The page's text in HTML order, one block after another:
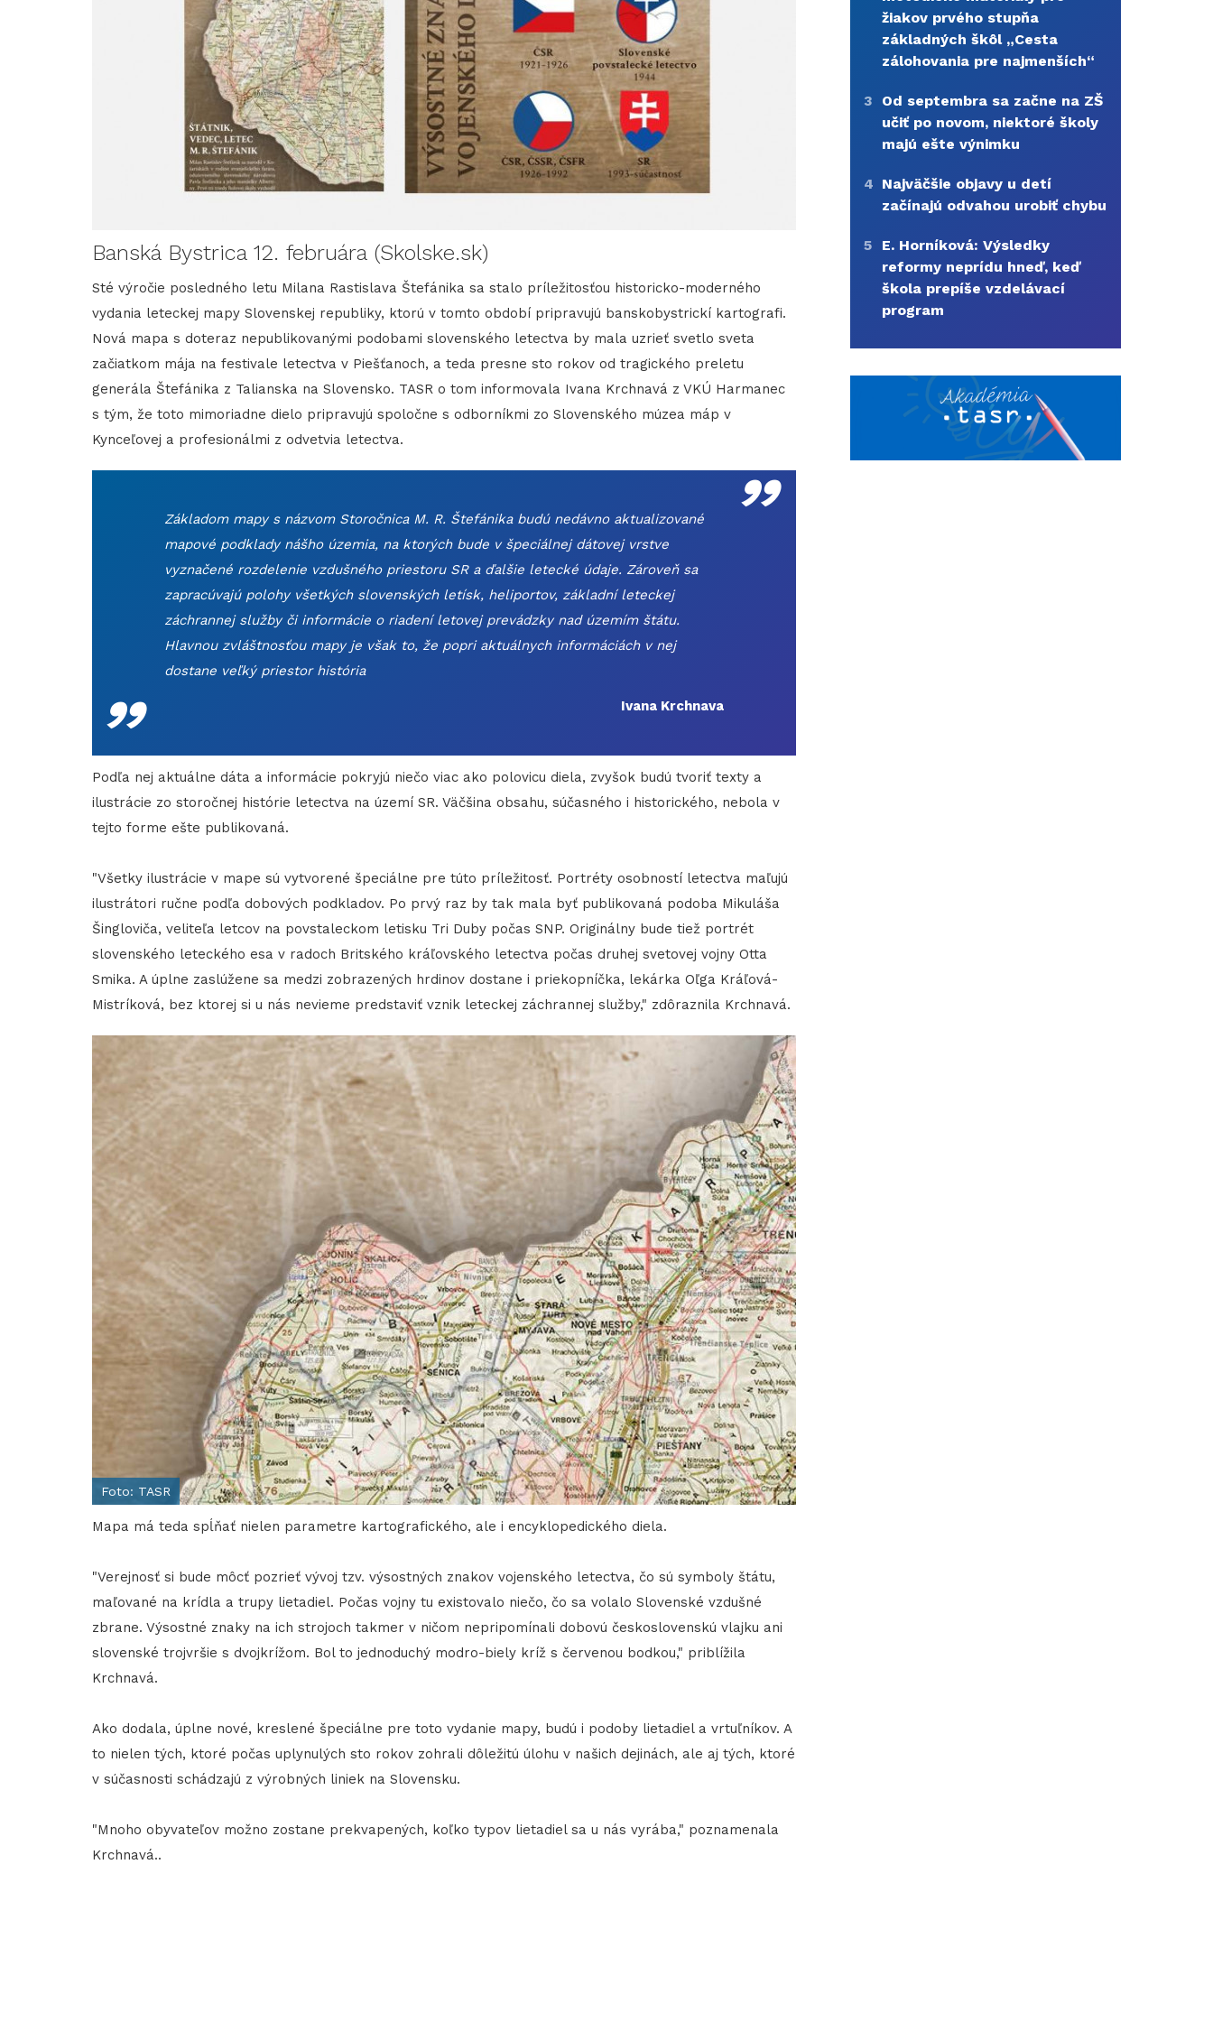
Banská Bystrica 12. februára (Skolske.sk)
Sté výročie posledného letu Milana Rastislava Štefánika sa stalo príležitosťou historicko-moderného
vydania leteckej mapy Slovenskej republiky, ktorú v tomto období pripravujú banskobystrickí kartografi.
Nová mapa s doteraz nepublikovanými podobami slovenského letectva by mala uzrieť svetlo sveta
začiatkom mája na festivale letectva v Piešťanoch, a teda presne sto rokov od tragického preletu
generála Štefánika z Talianska na Slovensko. TASR o tom informovala Ivana Krchnavá z VKÚ Harmanec
s tým, že toto mimoriadne dielo pripravujú spoločne s odborníkmi zo Slovenského múzea máp v
Kynceľovej a profesionálmi z odvetvia letectva.
„
„
Základom mapy s názvom Storočnica M. R. Štefánika budú nedávno aktualizované
mapové podklady nášho územia, na ktorých bude v špeciálnej dátovej vrstve
vyznačené rozdelenie vzdušného priestoru SR a ďalšie letecké údaje. Zároveň sa
zapracúvajú polohy všetkých slovenských letísk, heliportov, základní leteckej
záchrannej služby či informácie o riadení letovej prevádzky nad územím štátu.
Hlavnou zvláštnosťou mapy je však to, že popri aktuálnych informáciách v nej
dostane veľký priestor história
Ivana Krchnava
Podľa nej aktuálne dáta a informácie pokryjú niečo viac ako polovicu diela, zvyšok budú tvoriť texty a
ilustrácie zo storočnej histórie letectva na území SR. Väčšina obsahu, súčasného i historického, nebola v
tejto forme ešte publikovaná.
"Všetky ilustrácie v mape sú vytvorené špeciálne pre túto príležitosť. Portréty osobností letectva maľujú
ilustrátori ručne podľa dobových podkladov. Po prvý raz by tak mala byť publikovaná podoba Mikuláša
Šingloviča, veliteľa letcov na povstaleckom letisku Tri Duby počas SNP. Originálny bude tiež portrét
slovenského leteckého esa v radoch Britského kráľovského letectva počas druhej svetovej vojny Otta
Smika. A úplne zaslúžene sa medzi zobrazených hrdinov dostane i priekopníčka, lekárka Oľga Kráľová-
Mistríková, bez ktorej si u nás nevieme predstaviť vznik leteckej záchrannej služby," zdôraznila Krchnavá.
Foto: TASR
Mapa má teda spĺňať nielen parametre kartografického, ale i encyklopedického diela.
"Verejnosť si bude môcť pozrieť vývoj tzv. výsostných znakov vojenského letectva, čo sú symboly štátu,
maľované na krídla a trupy lietadiel. Počas vojny tu existovalo niečo, čo sa volalo Slovenské vzdušné
zbrane. Výsostné znaky na ich strojoch takmer v ničom nepripomínali dobovú československú vlajku ani
slovenské trojvršie s dvojkrížom. Bol to jednoduchý modro-biely kríž s červenou bodkou," priblížila
Krchnavá.
Ako dodala, úplne nové, kreslené špeciálne pre toto vydanie mapy, budú i podoby lietadiel a vrtuľníkov. A
to nielen tých, ktoré počas uplynulých sto rokov zohrali dôležitú úlohu v našich dejinách, ale aj tých, ktoré
v súčasnosti schádzajú z výrobných liniek na Slovensku.
"Mnoho obyvateľov možno zostane prekvapených, koľko typov lietadiel sa u nás vyrába," poznamenala
Krchnavá..
žiakov prvého stupňa
základných škôl „Cesta
zálohovania pre najmenších“
3
Od septembra sa začne na ZŠ
učiť po novom, niektoré školy
majú ešte výnimku
4 Najväčšie objavy u detí
začínajú odvahou urobiť chybu
5
E. Horníková: Výsledky
reformy neprídu hneď, keď
škola prepíše vzdelávací
program